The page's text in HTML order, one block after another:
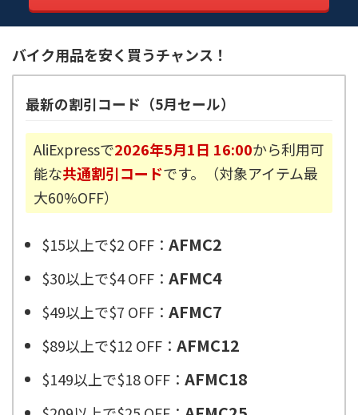
バイク用品を安く買うチャンス！
最新の割引コード（5月セール）
AliExpressで2026年5月1日 16:00から利用可
能な共通割引コードです。（対象アイテム最
大60%OFF）
$15以上で$2 OFF： AFMC2
$30以上で$4 OFF： AFMC4
$49以上で$7 OFF： AFMC7
$89以上で$12 OFF： AFMC12
$149以上で$18 OFF： AFMC18